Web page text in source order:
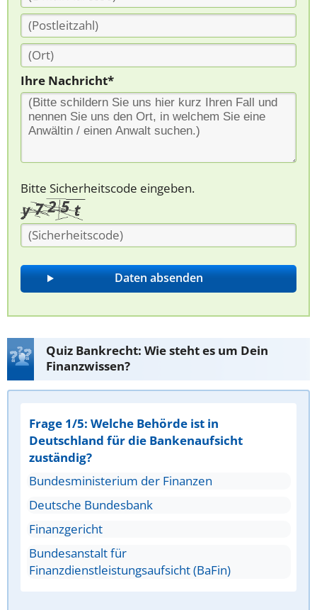
Ihre Nachricht*
Bitte Sicherheitscode eingeben.
Quiz Bankrecht: Wie steht es um Dein
Finanzwissen?
Frage 1/5: Welche Behörde ist in
Deutschland für die Bankenaufsicht
zuständig?
Bundesministerium der Finanzen
Deutsche Bundesbank
Finanzgericht
Bundesanstalt für
Finanzdienstleistungsaufsicht (BaFin)